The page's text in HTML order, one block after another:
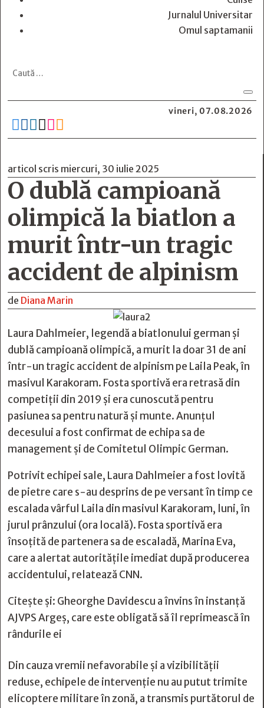
Jurnalul Universitar
Omul saptamanii
vineri, 07.08.2026
     
articol scris miercuri, 30 iulie 2025
O dublă campioană
olimpică la biatlon a
murit într-un tragic
accident de alpinism
de Diana Marin
Laura Dahlmeier, legendă a biatlonului german și
dublă campioană olimpică, a murit la doar 31 de ani
într-un tragic accident de alpinism pe Laila Peak, în
masivul Karakoram. Fosta sportivă era retrasă din
competiții din 2019 și era cunoscută pentru
pasiunea sa pentru natură și munte. Anunțul
decesului a fost confirmat de echipa sa de
management și de Comitetul Olimpic German.
Potrivit echipei sale, Laura Dahlmeier a fost lovită
de pietre care s-au desprins de pe versant în timp ce
escalada vârful Laila din masivul Karakoram, luni, în
jurul prânzului (ora locală). Fosta sportivă era
însoțită de partenera sa de escaladă, Marina Eva,
care a alertat autorităţile imediat după producerea
accidentului, relatează CNN.
Citește și: Gheorghe Davidescu a învins în instanţă
AJVPS Argeş, care este obligată să îl reprimească în
rândurile ei
Din cauza vremii nefavorabile și a vizibilității
reduse, echipele de intervenție nu au putut trimite
elicoptere militare în zonă, a transmis purtătorul de